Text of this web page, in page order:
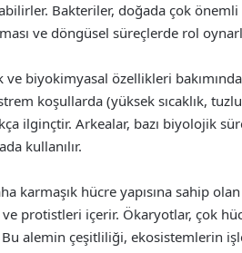
Bakteriler, doğada çok
ve döngüsel süreçlerde rol
biyokimyasal özellikleri
koşullarda (yüksek sıcaklık,
ilginçtir. Arkealar, bazı biyolojik
kullanılır.
karmaşık hücre yapısına sahip olan
protistleri içerir. Ökaryotlar, çok
Bu alemin çeşitliliği, ekosistemlerin